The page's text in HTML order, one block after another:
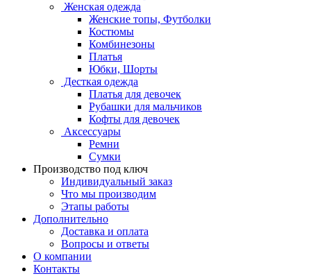
Женская одежда
Женские топы, Футболки
Костюмы
Комбинезоны
Платья
Юбки, Шорты
Десткая одежда
Платья для девочек
Рубашки для мальчиков
Кофты для девочек
Аксессуары
Ремни
Сумки
Производство под ключ
Индивидуальный заказ
Что мы производим
Этапы работы
Дополнительно
Доставка и оплата
Вопросы и ответы
О компании
Контакты